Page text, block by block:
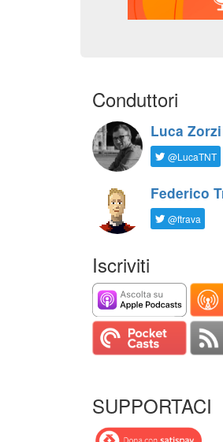
Conduttori
Luca Zorzi
@LucaTNT
Federico
@ftrava
Iscriviti
SUPPORTACI